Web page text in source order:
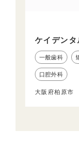
ケイデンタ
一般歯科
口腔外科
大阪府柏原市